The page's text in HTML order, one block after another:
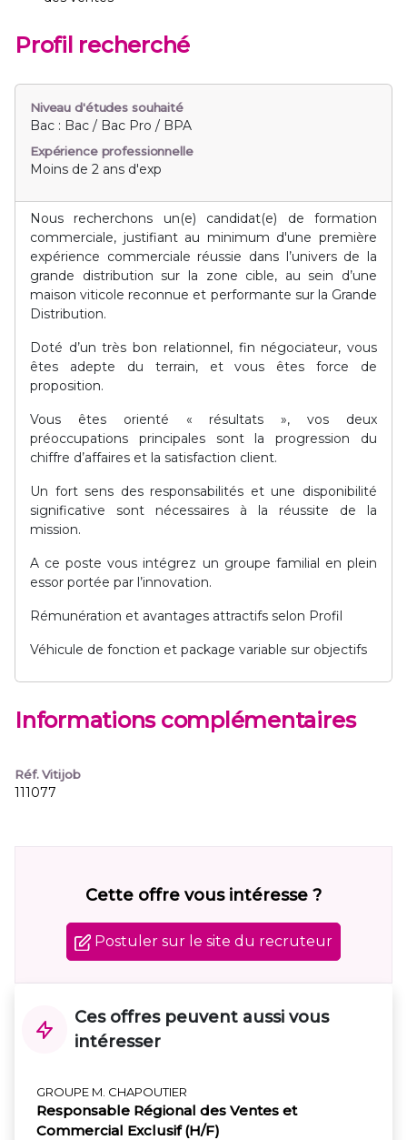
Profil recherché
Niveau d'études souhaité
Bac : Bac / Bac Pro / BPA
Expérience professionnelle
Moins de 2 ans d'exp
Nous recherchons un(e) candidat(e) de formation
commerciale, justifiant au minimum d'une première
expérience commerciale réussie dans l’univers de la
grande distribution sur la zone cible, au sein d’une
maison viticole reconnue et performante sur la Grande
Distribution.
Doté d’un très bon relationnel, fin négociateur, vous
êtes adepte du terrain, et vous êtes force de
proposition.
Vous êtes orienté « résultats », vos deux
préoccupations principales sont la progression du
chiffre d’affaires et la satisfaction client.
Un fort sens des responsabilités et une disponibilité
significative sont nécessaires à la réussite de la
mission.
A ce poste vous intégrez un groupe familial en plein
essor portée par l’innovation.
Rémunération et avantages attractifs selon Profil
Véhicule de fonction et package variable sur objectifs
Informations complémentaires
Réf. Vitijob
111077
Cette offre vous intéresse ?
Postuler sur le site du recruteur
Ces offres peuvent aussi vous
intéresser
GROUPE M. CHAPOUTIER
Responsable Régional des Ventes et
Commercial Exclusif (H/F)